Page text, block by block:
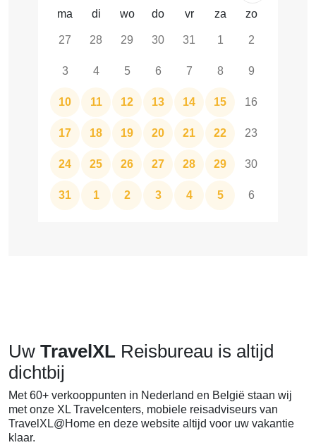
ma di wo do vr za zo
27 28 29 30 31 1 2
3 4 5 6 7 8 9
10 11 12 13 14 15 16
17 18 19 20 21 22 23
24 25 26 27 28 29 30
31 1 2 3 4 5 6
Uw TravelXL Reisbureau is altijd
dichtbij
Met 60+ verkooppunten in Nederland en België staan wij
met onze XL Travelcenters, mobiele reisadviseurs van
TravelXL@Home en deze website altijd voor uw vakantie
klaar.